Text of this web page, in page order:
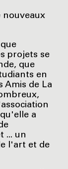
nouveaux
projets se
que
en
Amis de La
a
... un
l'art et de